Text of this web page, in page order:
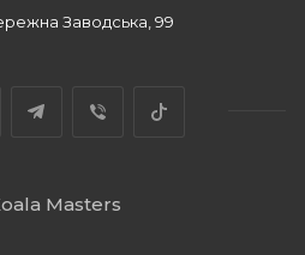
Заводська, 99
Masters